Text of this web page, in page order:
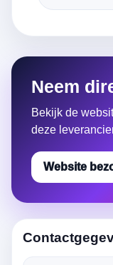
Neem
Bekijk de
deze
Website